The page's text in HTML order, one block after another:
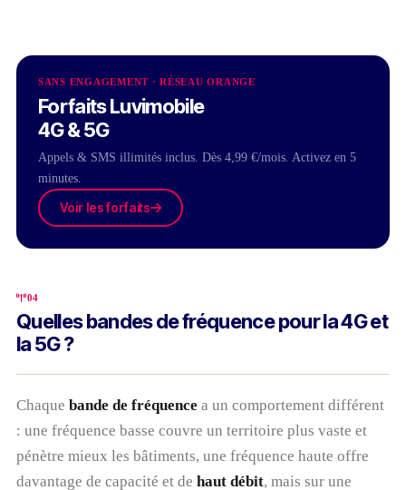
SANS ENGAGEMENT · RÉSEAU ORANGE
Forfaits Luvimobile
4G & 5G
Appels & SMS illimités inclus. Dès 4,99 €/mois. Activez en 5
minutes.
Voir les forfaits
04
Quelles bandes de fréquence pour la 4G et
la 5G ?
Chaque bande de fréquence a un comportement différent
: une fréquence basse couvre un territoire plus vaste et
pénètre mieux les bâtiments, une fréquence haute offre
davantage de capacité et de haut débit, mais sur une